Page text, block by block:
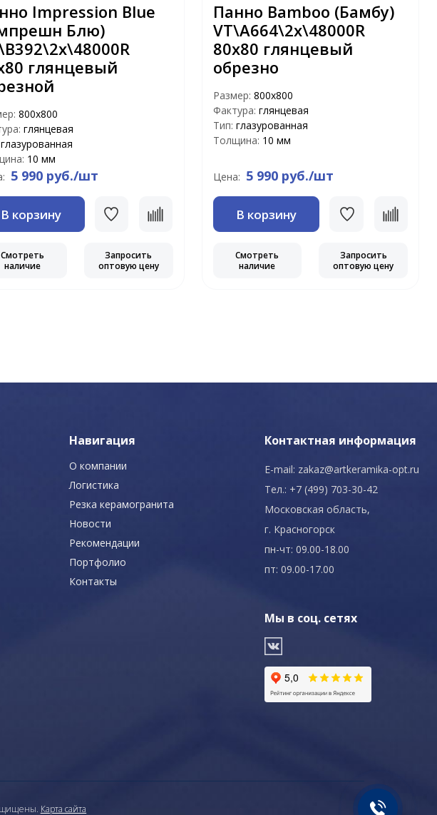
Impression Blue
Блю)
глянцевый
800х800
глянцевая
глазурованная
10 мм
5 990 руб./шт
В корзину
Смотреть
наличие
Запросить
оптовую цену
Панно Bamboo (Бамбу)
VT\A664\2x\48000R
80x80 глянцевый
обрезно
Размер: 800х800
Фактура: глянцевая
Тип: глазурованная
Толщина: 10 мм
Цена: 5 990 руб./шт
В корзину
Смотреть
наличие
Запросить
оптовую цену
Навигация
О компании
Логистика
Резка керамогранита
Новости
Рекомендации
Портфолио
Контакты
Контактная информация
E-mail: zakaz@artkeramika-opt.ru
Тел.: +7 (499) 703-30-42
Московская область,
г. Красногорск
пн-чт: 09.00-18.00
пт: 09.00-17.00
Мы в соц. сетях
Карта сайта